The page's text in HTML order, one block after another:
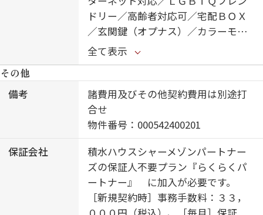
ドリー／高齢者対応可／宅配ＢＯＸ
／玄関鍵（オプナス）／カラーモニ
タ付ドアホン／コミュニケーション
キッチン／３口ガスコンロ／エコジ
ョーズ／給湯箇所（浴室・台所・洗
面所）／ユニットバス１３１８／２
４Ｈ換気システム／浴室乾燥機（暖
房乾燥）／洗髪洗面化粧台／洗濯機
置場（室内）／トイレ（暖房洗浄便
座）／エアコン １台／雨戸（シャ
ッタータイプ）／ウォークインクロ
ーゼット／スライディングスクリー
ン／バス・トイレ（セパレイト）／
全て表示
その他
備考
諸費用及びその他契約費用は別途打
合せ
物件番号：000542400201
保証会社
積水ハウスシャーメゾンパートナー
ズの保証人不要プラン『らくらくパ
ートナー』 に加入が必要です。
［新規契約時］事務手数料：３３，